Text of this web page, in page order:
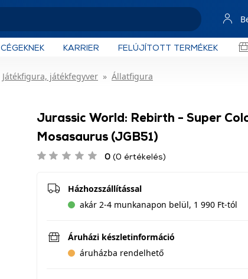
CÉGEKNEK KARRIER FELÚJÍTOTT TERMÉKEK
Játékfigura, játékfegyver
Állatfigura
Jurassic World: Rebirth - Super
Mosasaurus (JGB51)
0 (0 értékelés)
Házhozszállítással
akár 2-4 munkanapon belül, 1 990 Ft-tól
Áruházi készletinformáció
áruházba rendelhető